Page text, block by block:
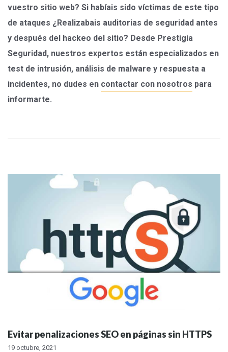
vuestro sitio web? Si habíais sido víctimas de este tipo
de ataques ¿Realizabais auditorias de seguridad antes
y después del hackeo del sitio? Desde Prestigia
Seguridad, nuestros expertos están especializados en
test de intrusión, análisis de malware y respuesta a
incidentes, no dudes en contactar con nosotros para
informarte.
Evitar penalizaciones SEO en páginas sin HTTPS
19 octubre, 2021